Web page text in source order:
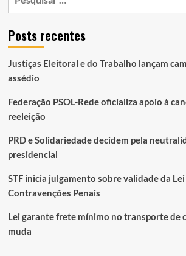
Posts recentes
Justiças Eleitoral e do Trabalho lançam
assédio
Federação PSOL-Rede oficializa apoio à
reeleição
PRD e Solidariedade decidem pela
presidencial
STF inicia julgamento sobre validade da Lei
Contravenções Penais
Lei garante frete mínimo no transporte de
muda